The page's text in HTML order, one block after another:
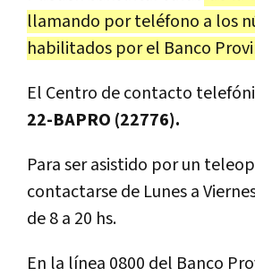
llamando por teléfono a los
habilitados por el Banco
El Centro de contacto
22-BAPRO (22776).
Para ser asistido por un
contactarse de Lunes a
de 8 a 20 hs.
En la línea 0800 del Banco